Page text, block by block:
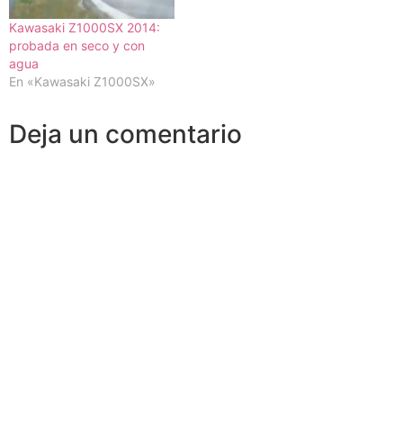
Kawasaki Z1000SX 2014:
probada en seco y con
agua
En «Kawasaki Z1000SX»
Deja un comentario